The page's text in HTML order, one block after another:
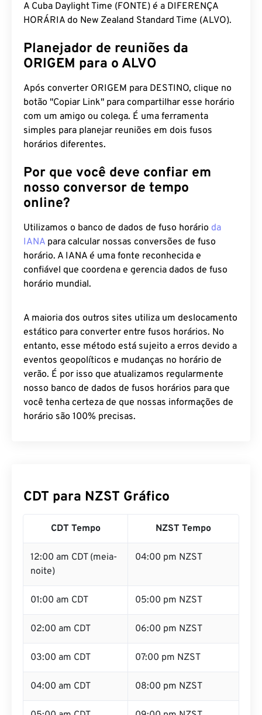
A Cuba Daylight Time (FONTE) é a DIFERENÇA
HORÁRIA do New Zealand Standard Time (ALVO).
Planejador de reuniões da
ORIGEM para o ALVO
Após converter ORIGEM para DESTINO, clique no
botão "Copiar Link" para compartilhar esse horário
com um amigo ou colega. É uma ferramenta
simples para planejar reuniões em dois fusos
horários diferentes.
Por que você deve confiar em
nosso conversor de tempo
online?
Utilizamos o banco de dados de fuso horário da
IANA para calcular nossas conversões de fuso
horário. A IANA é uma fonte reconhecida e
confiável que coordena e gerencia dados de fuso
horário mundial.
A maioria dos outros sites utiliza um deslocamento
estático para converter entre fusos horários. No
entanto, esse método está sujeito a erros devido a
eventos geopolíticos e mudanças no horário de
verão. É por isso que atualizamos regularmente
nosso banco de dados de fusos horários para que
você tenha certeza de que nossas informações de
horário são 100% precisas.
CDT para NZST Gráfico
CDT Tempo NZST Tempo
12:00 am CDT (meia-
noite)
04:00 pm NZST
01:00 am CDT 05:00 pm NZST
02:00 am CDT 06:00 pm NZST
03:00 am CDT 07:00 pm NZST
04:00 am CDT 08:00 pm NZST